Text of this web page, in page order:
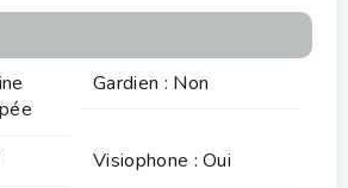
Gardien : Non
Visiophone : Oui